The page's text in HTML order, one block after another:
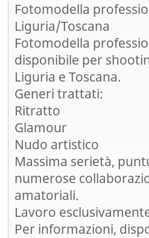
Fotomodella
Liguria/Toscana
Fotomodella
disponibile per
Liguria e Toscana.
Generi trattati:
Ritratto
Glamour
Nudo artistico
Massima serietà,
numerose
amatoriali.
Lavoro
Per informazioni,